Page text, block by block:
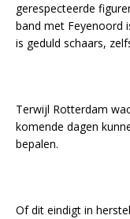
gerespecteerde
band met Feyenoord
is geduld schaars,
Terwijl Rotterdam
komende dagen
bepalen.
Of dit eindigt in